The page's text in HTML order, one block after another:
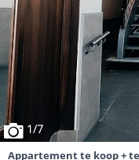
1/7
Appartement te koop +